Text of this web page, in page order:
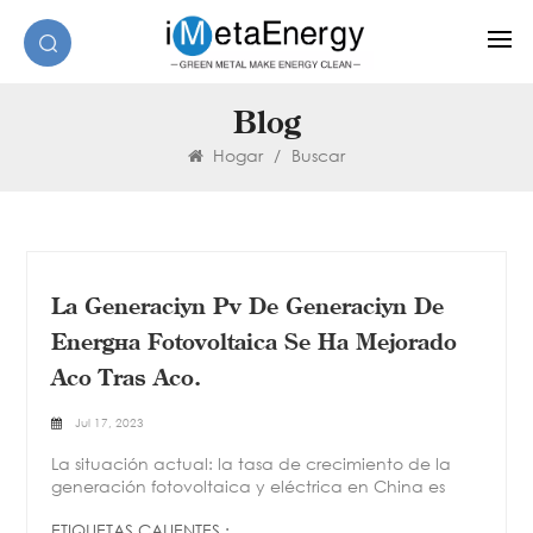
Blog
Hogar / Buscar
La Generación Pv De Generación De
Energía Fotovoltaica Se Ha Mejorado
Año Tras Año.
Jul 17, 2023
La situación actual: la tasa de crecimiento de la
generación fotovoltaica y eléctrica en China es